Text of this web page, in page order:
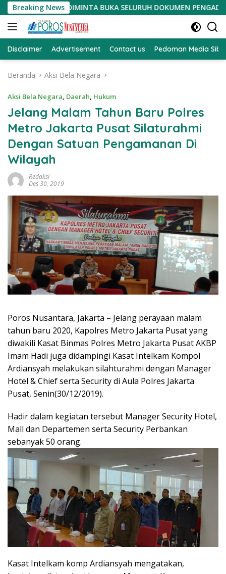
Langsung
ke
konten
Breaking News
DIMINTA BUKA SELURUH DOKUMEN PENGADAAN TANAH
Disclaimer Advertisement Contact us Pedoman Media
Beranda Aksi Bela Negara
Aksi Bela Negara, Daerah, Hukum
Jelang Malam Tahun Baru Polres
Metro Jakarta Pusat Silaturahmi
Dengan Satuan Pengamanan Di
Wilayah
Redaksi
Des 30, 2019
Poros Nusantara, Jakarta – Jelang perayaan malam
tahun baru 2020, Kapolres Metro Jakarta Pusat yang
diwakili Kasat Binmas Polres Metro Jakarta Pusat AKBP
Imam Hadi juga didampingi Kasat Intelkam Kompol
Ardiansyah melakukan silahturahmi dengan Manager
Hotel & Chief serta Security di Aula Polres Jakarta
Pusat, Senin(30/12/2019).
Hadir dalam kegiatan tersebut Manager Security Hotel,
Mall dan Departemen serta Security Perbankan
sebanyak 50 orang.
Kasat Intelkam komp Ardiansyah mengatakan,